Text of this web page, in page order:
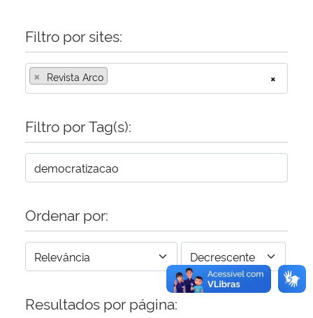
Controladoria-Geral da União
Ministério da Mulher, da Família e dos Direitos Humanos
Gabinete de Segurança Institucional
Advocacia-Geral da União
Banco Central do Brasil
Planalto
Filtro por sites:
×
× Revista Arco
Filtro por Tag(s):
Ordenar por:
Resultados por página: